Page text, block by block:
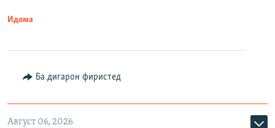
Идома
Ба дигарон фиристед
Август 06, 2026